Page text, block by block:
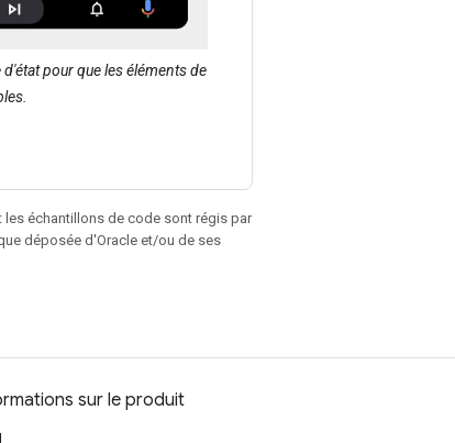
pour que les éléments de
les échantillons de code sont régis par
déposée d'Oracle et/ou de ses
sur le produit